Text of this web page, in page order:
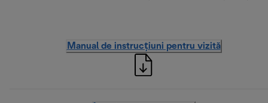
Manual de instrucțiuni pentru vizită